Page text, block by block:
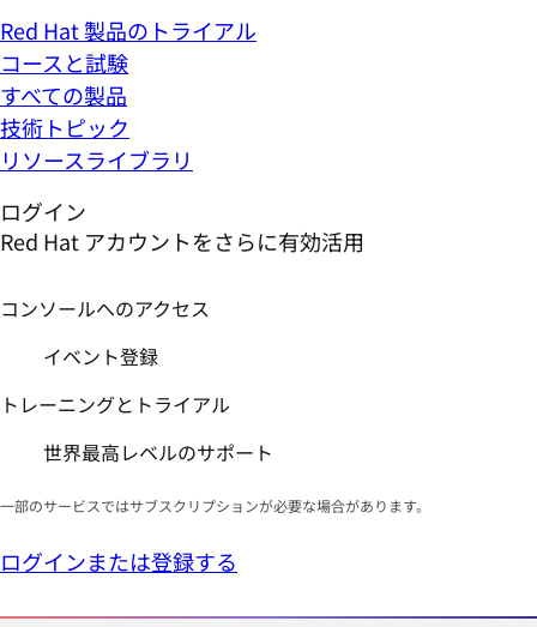
Red Hat 製品のトライアル
コースと試験
すべての製品
技術トピック
リソースライブラリ
ログイン
Red Hat アカウントをさらに有効活用
コンソールへのアクセス
イベント登録
トレーニングとトライアル
世界最高レベルのサポート
一部のサービスではサブスクリプションが必要な場合があります。
ログインまたは登録する